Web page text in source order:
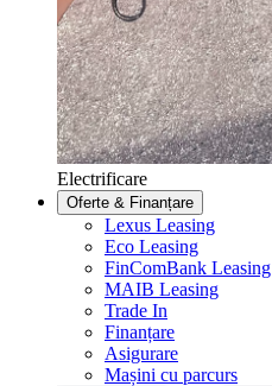
Electrificare
Oferte & Finanțare
Lexus Leasing
Eco Leasing
FinComBank Leasing
MAIB Leasing
Trade In
Finanțare
Asigurare
Mașini cu parcurs